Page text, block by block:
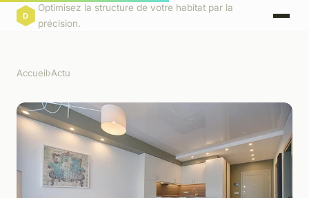
Optimisez la structure de votre habitat par la
précision.
Accueil›Actu